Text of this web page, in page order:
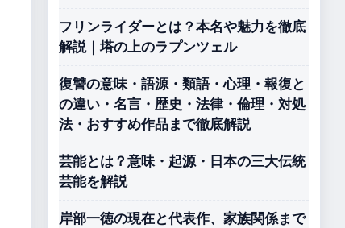
フリンライダーとは？本名や魅力を徹底
解説｜塔の上のラプンツェル
復讐の意味・語源・類語・心理・報復と
の違い・名言・歴史・法律・倫理・対処
法・おすすめ作品まで徹底解説
芸能とは？意味・起源・日本の三大伝統
芸能を解説
岸部一徳の現在と代表作、家族関係まで